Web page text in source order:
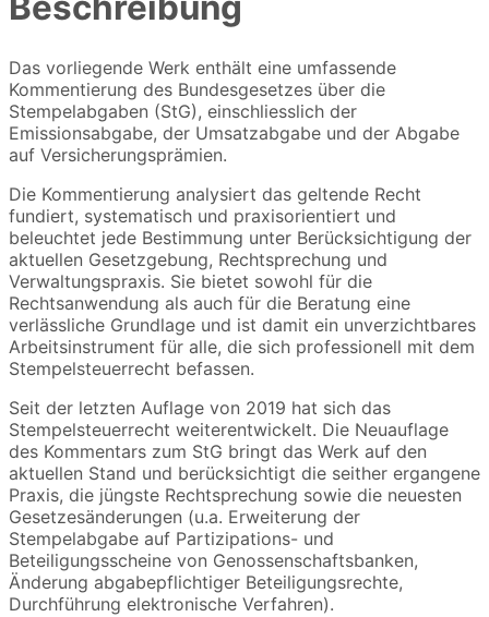
Das vorliegende Werk enthält eine umfassende
Kommentierung des Bundesgesetzes über die
Stempelabgaben (StG), einschliesslich der
Emissionsabgabe, der Umsatzabgabe und der Abgabe
auf Versicherungsprämien.
Die Kommentierung analysiert das geltende Recht
fundiert, systematisch und praxisorientiert und
beleuchtet jede Bestimmung unter Berücksichtigung der
aktuellen Gesetzgebung, Rechtsprechung und
Verwaltungspraxis. Sie bietet sowohl für die
Rechtsanwendung als auch für die Beratung eine
verlässliche Grundlage und ist damit ein unverzichtbares
Arbeitsinstrument für alle, die sich professionell mit dem
Stempelsteuerrecht befassen.
Seit der letzten Auflage von 2019 hat sich das
Stempelsteuerrecht weiterentwickelt. Die Neuauflage
des Kommentars zum StG bringt das Werk auf den
aktuellen Stand und berücksichtigt die seither ergangene
Praxis, die jüngste Rechtsprechung sowie die neuesten
Gesetzesänderungen (u.a. Erweiterung der
Stempelabgabe auf Partizipations- und
Beteiligungsscheine von Genossenschaftsbanken,
Änderung abgabepflichtiger Beteiligungsrechte,
Durchführung elektronische Verfahren).